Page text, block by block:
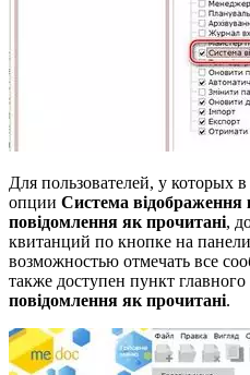
Для пользователей, у которых
опции Система відображення
повідомлення як прочитані,
квитанций по кнопке на
возможностью отмечать все
также доступен пункт
повідомлення як прочитані.